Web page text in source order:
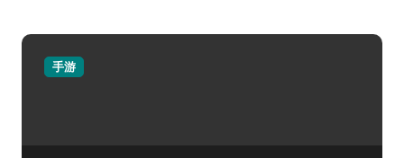
手游